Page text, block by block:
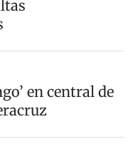
en central de